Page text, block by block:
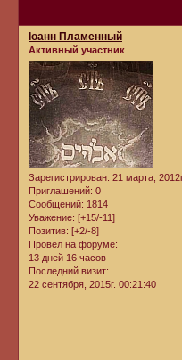
Iоанн Пламенный
Активный участник
Зарегистрирован: 21 марта,
Приглашений: 0
Сообщений: 1814
Уважение: [+15/-11]
Позитив: [+2/-8]
Провел на форуме:
13 дней 16 часов
Последний визит:
22 сентября, 2015г. 00:21:40